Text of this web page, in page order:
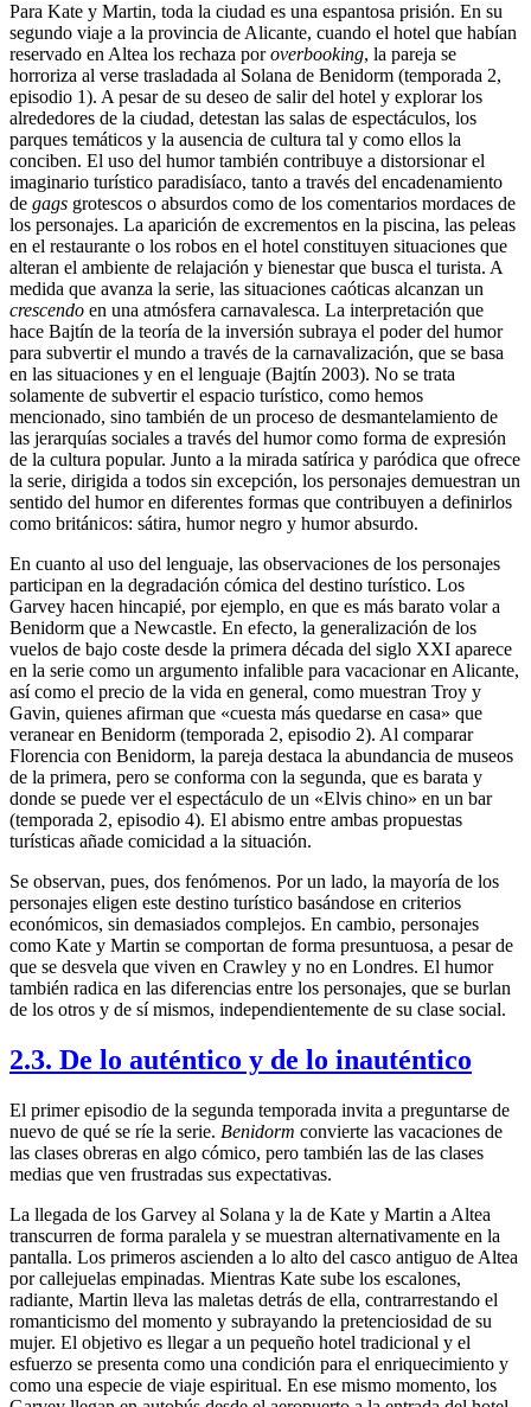
Para Kate y Martin, toda la ciudad es una espantosa prisión. En su
segundo viaje a la provincia de Alicante, cuando el hotel que habían
reservado en Altea los rechaza poroverbooking, la pareja se
horroriza al verse trasladada al Solana de Benidorm (temporada 2,
episodio 1). A pesar de su deseo de salir del hotel y explorar los
alrededores de la ciudad, detestan las salas de espectáculos, los
parques temáticos y la ausencia de cultura tal y como ellos la
conciben. El uso del humor también contribuye a distorsionar el
imaginario turístico paradisíaco, tanto a través del encadenamiento
de gags grotescos o absurdos como de los comentarios mordaces de
los personajes. La aparición de excrementos en la piscina, las peleas
en el restaurante o los robos en el hotel constituyen situaciones que
alteran el ambiente de relajación y bienestar que busca el turista. A
medida que avanza la serie, las situaciones caóticas alcanzan un
crescendo en una atmósfera carnavalesca. La interpretación que
hace Bajtín de la teoría de la inversión subraya el poder del humor
para subvertir el mundo a través de la carnavalización, que se basa
en las situaciones y en el lenguaje (Bajtín 2003). No se trata
solamente de subvertir el espacio turístico, como hemos
mencionado, sino también de un proceso de desmantelamiento de
las jerarquías sociales a través del humor como forma de expresión
de la cultura popular. Junto a la mirada satírica y paródica que ofrece
la serie, dirigida a todos sin excepción, los personajes demuestran un
sentido del humor en diferentes formas que contribuyen a definirlos
como británicos: sátira, humor negro y humor absurdo.
En cuanto al uso del lenguaje, las observaciones de los personajes
participan en la degradación cómica del destino turístico. Los
Garvey hacen hincapié, por ejemplo, en que es más barato volar a
Benidorm que a Newcastle. En efecto, la generalización de los
vuelos de bajo coste desde la primera década del siglo XXI aparece
en la serie como un argumento infalible para vacacionar en Alicante,
así como el precio de la vida en general, como muestran Troy y
Gavin, quienes afirman que «cuesta más quedarse en casa» que
veranear en Benidorm (temporada 2, episodio 2). Al comparar
Florencia con Benidorm, la pareja destaca la abundancia de museos
de la primera, pero se conforma con la segunda, que es barata y
donde se puede ver el espectáculo de un «Elvis chino» en un bar
(temporada 2, episodio 4). El abismo entre ambas propuestas
turísticas añade comicidad a la situación.
Se observan, pues, dos fenómenos. Por un lado, la mayoría de los
personajes eligen este destino turístico basándose en criterios
económicos, sin demasiados complejos. En cambio, personajes
como Kate y Martin se comportan de forma presuntuosa, a pesar de
que se desvela que viven en Crawley y no en Londres. El humor
también radica en las diferencias entre los personajes, que se burlan
de los otros y de sí mismos, independientemente de su clase social.
2.3. De lo auténtico y de lo inauténtico
El primer episodio de la segunda temporada invita a preguntarse de
nuevo de qué se ríe la serie. Benidorm convierte las vacaciones de
las clases obreras en algo cómico, pero también las de las clases
medias que ven frustradas sus expectativas.
La llegada de los Garvey al Solana y la de Kate y Martin a Altea
transcurren de forma paralela y se muestran alternativamente en la
pantalla. Los primeros ascienden a lo alto del casco antiguo de Altea
por callejuelas empinadas. Mientras Kate sube los escalones,
radiante, Martin lleva las maletas detrás de ella, contrarrestando el
romanticismo del momento y subrayando la pretenciosidad de su
mujer. El objetivo es llegar a un pequeño hotel tradicional y el
esfuerzo se presenta como una condición para el enriquecimiento y
como una especie de viaje espiritual. En ese mismo momento, los